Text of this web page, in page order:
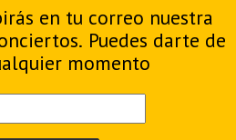
en tu correo nuestra
Puedes darte de
momento